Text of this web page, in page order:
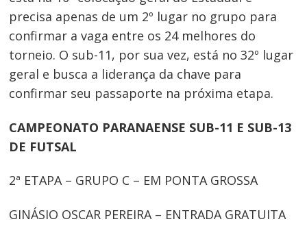
precisa apenas de um 2º lugar no grupo para
confirmar a vaga entre os 24 melhores do
torneio. O sub-11, por sua vez, está no 32º lugar
geral e busca a liderança da chave para
confirmar seu passaporte na próxima etapa.
CAMPEONATO PARANAENSE SUB-11 E SUB-13
DE FUTSAL
2ª ETAPA – GRUPO C – EM PONTA GROSSA
GINÁSIO OSCAR PEREIRA – ENTRADA GRATUITA